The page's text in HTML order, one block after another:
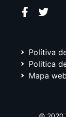
Polítiva
Politica
Mapa web